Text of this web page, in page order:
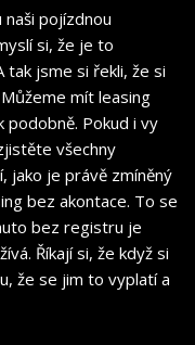
pojízdnou
si, že je to
jsme si řekli, že si
mít leasing
Pokud i vy
všechny
jako je právě zmíněný
bez akontace. To se
bez registru je
Říkají si, že když si
že se jim to vyplatí a